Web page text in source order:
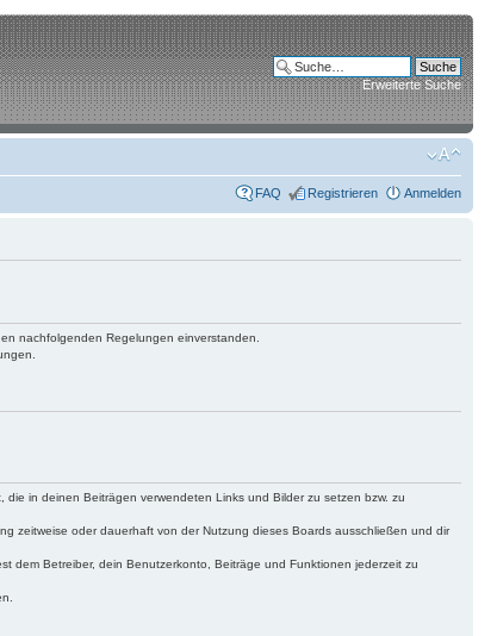
Erweiterte Suche
FAQ Registrieren Anmelden
nachfolgenden Regelungen einverstanden.
in deinen Beiträgen verwendeten Links und Bilder zu setzen bzw. zu
zeitweise oder dauerhaft von der Nutzung dieses Boards ausschließen und dir
dem Betreiber, dein Benutzerkonto, Beiträge und Funktionen jederzeit zu